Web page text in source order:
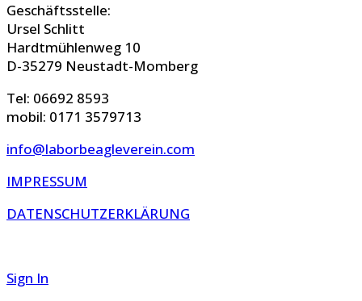
Geschäftsstelle:
Ursel Schlitt
Hardtmühlenweg 10
D-35279 Neustadt-Momberg
Tel: 06692 8593
mobil: 0171 3579713
info@laborbeagleverein.com
IMPRESSUM
DATENSCHUTZERKLÄRUNG
Sign In